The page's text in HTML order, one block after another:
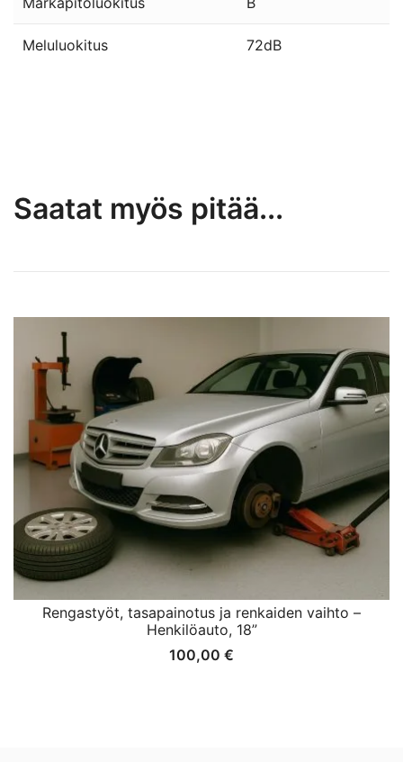
Meluluokitus 72dB
Saatat myös pitää...
Rengastyöt, tasapainotus ja renkaiden vaihto –
Henkilöauto, 18”
100,00 €